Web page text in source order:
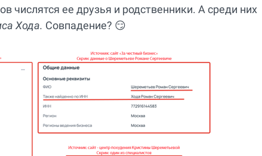
числятся ее друзья и родственники. А среди них
Хода. Совпадение? 😏